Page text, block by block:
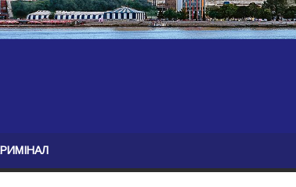
моду
керівництва армії